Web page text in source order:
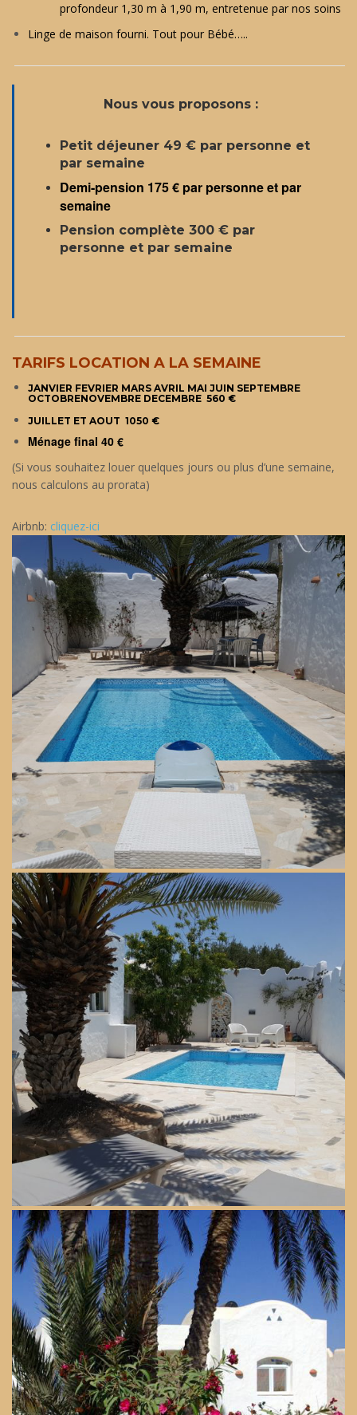
profondeur 1,30 m à 1,90 m, entretenue par nos soins
Linge de maison fourni. Tout pour Bébé…..
Nous vous proposons :
Petit déjeuner 49 € par personne et
par semaine
Demi-pension 175 € par personne et par
semaine
Pension complète 300 € par
personne et par semaine
TARIFS LOCATION A LA SEMAINE
JANVIER FEVRIER MARS AVRIL MAI JUIN SEPTEMBRE
OCTOBRENOVEMBRE DECEMBRE 560 €
JUILLET ET AOUT 1050 €
Ménage final 40 €
(Si vous souhaitez louer quelques jours ou plus d’une semaine,
nous calculons au prorata)
Airbnb: cliquez-ici